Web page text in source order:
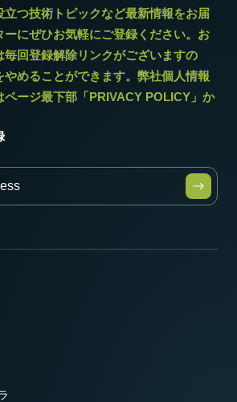
立つ技術トピックなど最新情報をお届
ーにぜひお気軽にご登録ください。お
毎回登録解除リンクがございますの
やめることができます。弊社個人情報
ページ最下部「PRIVACY POLICY」か